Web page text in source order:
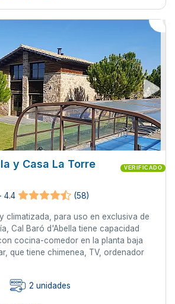
y Casa La Torre
VERIFICADO
4.4 (58)
climatizada, para uso en exclusiva de
Cal Baró d'Abella tiene capacidad
cocina-comedor en la planta baja
que tiene chimenea, TV, ordenador
2 unidades